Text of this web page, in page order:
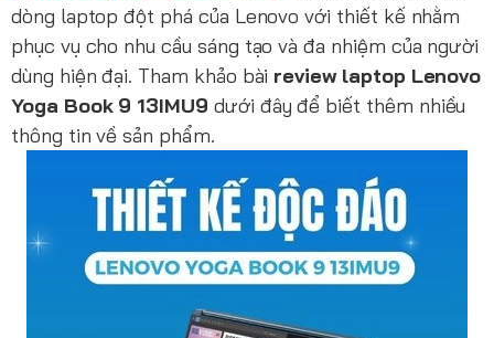
dòng laptop đột phá của Lenovo với thiết kế nhằm
phục vụ cho nhu cầu sáng tạo và đa nhiệm của người
dùng hiện đại. Tham khảo bài review laptop Lenovo
Yoga Book 9 13IMU9 dưới đây để biết thêm nhiều
thông tin về sản phẩm.